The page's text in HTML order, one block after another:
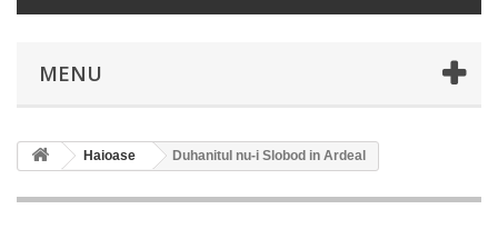
MENU
Haioase Duhanitul nu-i Slobod in Ardeal